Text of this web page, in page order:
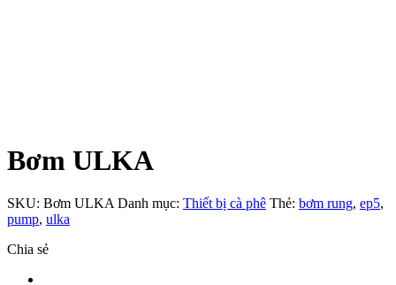
Bơm ULKA
SKU: Bơm ULKA Danh mục: Thiết bị cà phê Thẻ: bơm rung, ep5,
pump, ulka
Chia sẻ